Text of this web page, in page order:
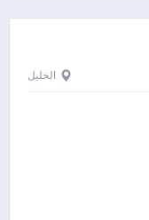
الخليل